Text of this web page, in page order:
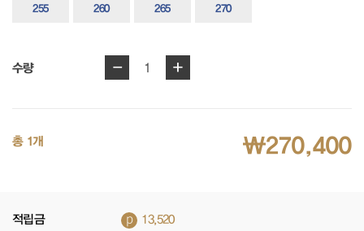
255 260 265 270
수량 - 1 +
총 1개 ₩270,400
적립금 p 13,520